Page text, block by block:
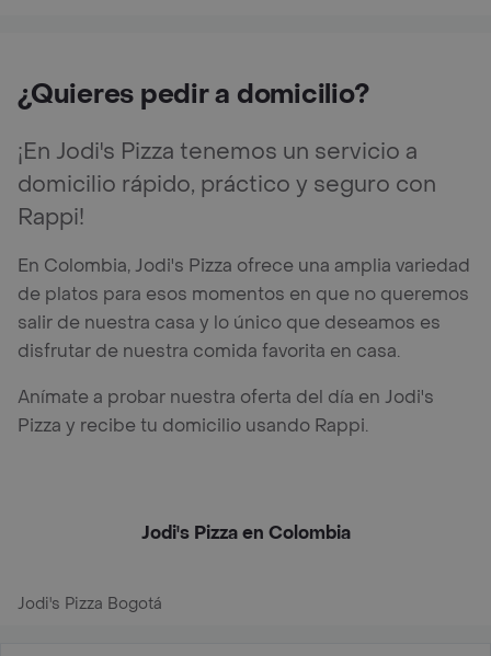
¿Quieres pedir a domicilio?
¡En Jodi's Pizza tenemos un servicio a
domicilio rápido, práctico y seguro con
Rappi!
En Colombia, Jodi's Pizza ofrece una amplia variedad
de platos para esos momentos en que no queremos
salir de nuestra casa y lo único que deseamos es
disfrutar de nuestra comida favorita en casa.
Anímate a probar nuestra oferta del día en Jodi's
Pizza y recibe tu domicilio usando Rappi.
Jodi's Pizza en Colombia
Jodi's Pizza Bogotá